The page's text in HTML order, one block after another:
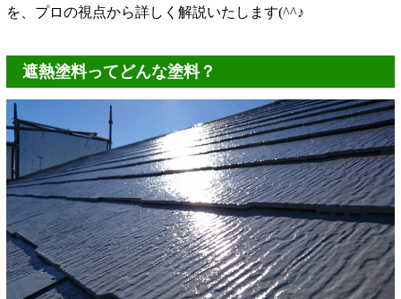
を、プロの視点から詳しく解説いたします(^^♪
遮熱塗料ってどんな塗料？